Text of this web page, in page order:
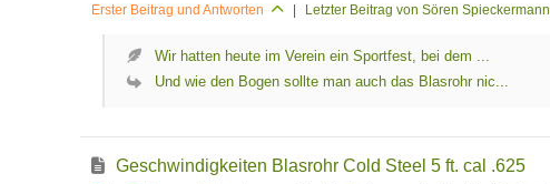
Erster Beitrag und Antworten | Letzter Beitrag von Sören Spieckermann
Wir hatten heute im Verein ein Sportfest, bei dem ...
Und wie den Bogen sollte man auch das Blasrohr nic...
Geschwindigkeiten Blasrohr Cold Steel 5 ft. cal .625